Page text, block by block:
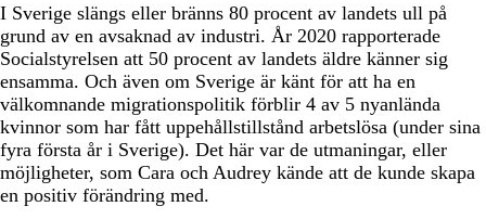
I Sverige slängs eller bränns 80 procent av landets ull på
grund av en avsaknad av industri. År 2020 rapporterade
Socialstyrelsen att 50 procent av landets äldre känner sig
ensamma. Och även om Sverige är känt för att ha en
välkomnande migrationspolitik förblir 4 av 5 nyanlända
kvinnor som har fått uppehållstillstånd arbetslösa (under sina
fyra första år i Sverige). Det här var de utmaningar, eller
möjligheter, som Cara och Audrey kände att de kunde skapa
en positiv förändring med.